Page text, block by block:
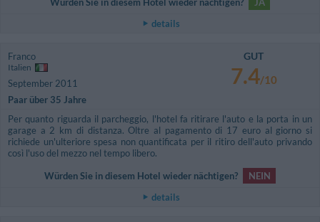
details
Franco
Italien
September 2011
Paar über 35 Jahre
GUT
7.4/10
Per quanto riguarda il parcheggio, l'hotel fa ritirare l'auto e la porta in un
garage a 2 km di distanza. Oltre al pagamento di 17 euro al giorno si
richiede un'ulteriore spesa non quantificata per il ritiro dell'auto privando
così l'uso del mezzo nel tempo libero.
Würden Sie in diesem Hotel wieder nächtigen?
NEIN
details